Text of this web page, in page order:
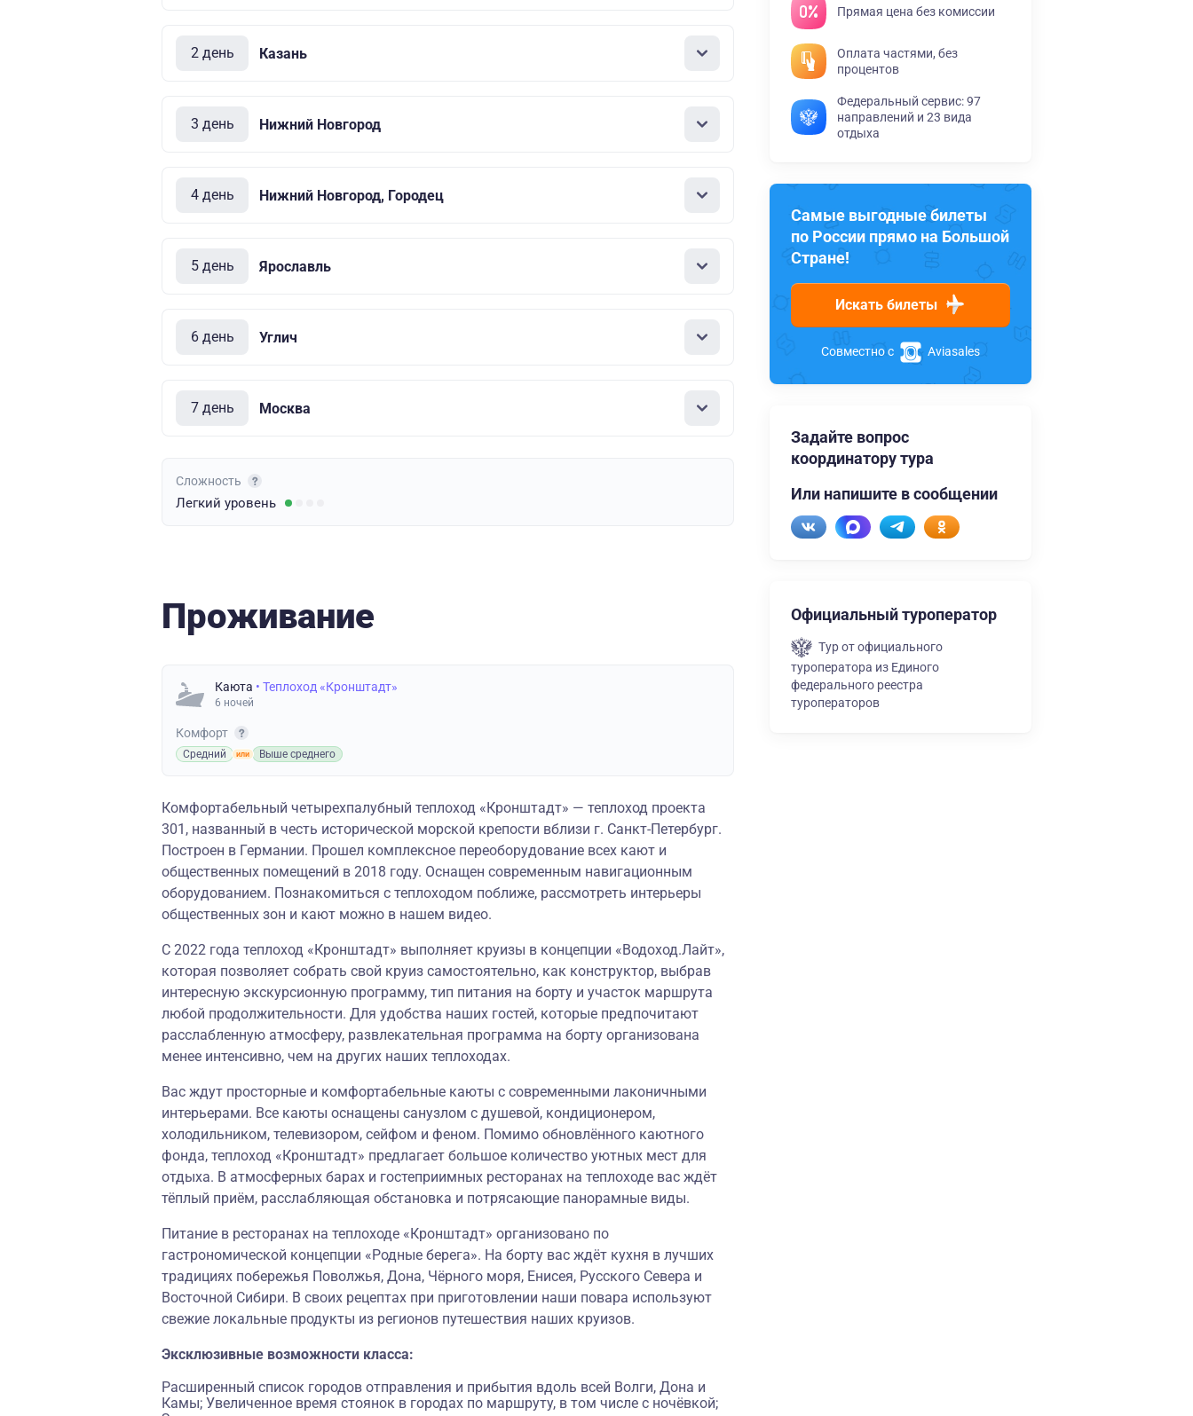
2 день Казань
3 день Нижний Новгород
4 день Нижний Новгород, Городец
5 день Ярославль
6 день Углич
7 день Москва
Сложность
Легкий уровень
Проживание
Каюта • Теплоход «Кронштадт»
6 ночей
Комфорт
Средний Выше среднего
Комфортабельный четырехпалубный теплоход «Кронштадт» — теплоход проекта
301, названный в честь исторической морской крепости вблизи г. Санкт-Петербург.
Построен в Германии. Прошел комплексное переоборудование всех кают и
общественных помещений в 2018 году. Оснащен современным навигационным
оборудованием. Познакомиться с теплоходом поближе, рассмотреть интерьеры
общественных зон и кают можно в нашем видео.
С 2022 года теплоход «Кронштадт» выполняет круизы в концепции «Водоход.Лайт»,
которая позволяет собрать свой круиз самостоятельно, как конструктор, выбрав
интересную экскурсионную программу, тип питания на борту и участок маршрута
любой продолжительности. Для удобства наших гостей, которые предпочитают
расслабленную атмосферу, развлекательная программа на борту организована
менее интенсивно, чем на других наших теплоходах.
Вас ждут просторные и комфортабельные каюты с современными лаконичными
интерьерами. Все каюты оснащены санузлом с душевой, кондиционером,
холодильником, телевизором, сейфом и феном. Помимо обновлённого каютного
фонда, теплоход «Кронштадт» предлагает большое количество уютных мест для
отдыха. В атмосферных барах и гостеприимных ресторанах на теплоходе вас ждёт
тёплый приём, расслабляющая обстановка и потрясающие панорамные виды.
Питание в ресторанах на теплоходе «Кронштадт» организовано по
гастрономической концепции «Родные берега». На борту вас ждёт кухня в лучших
традициях побережья Поволжья, Дона, Чёрного моря, Енисея, Русского Севера и
Восточной Сибири. В своих рецептах при приготовлении наши повара используют
свежие локальные продукты из регионов путешествия наших круизов.
Эксклюзивные возможности класса:
Расширенный список городов отправления и прибытия вдоль всей Волги, Дона и
Камы; Увеличенное время стоянок в городах по маршруту, в том числе с ночёвкой;
Прямая цена без комиссии
Оплата частями, без
процентов
Федеральный сервис: 97
направлений и 23 вида
отдыха
Самые выгодные билеты
по России прямо на Большой
Стране!
Искать билеты
Совместно с Aviasales
Задайте вопрос
координатору тура
Или напишите в сообщении
Официальный туроператор
Тур от официального
туроператора из Единого
федерального реестра
туроператоров